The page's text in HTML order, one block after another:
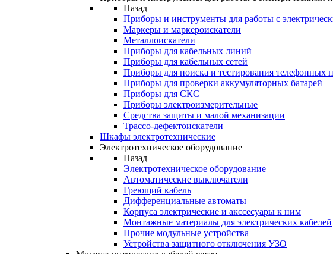
Назад
Приборы и инструменты для работы с
Маркеры и маркероискатели
Металлоискатели
Приборы для кабельных линий
Приборы для кабельных сетей
Приборы для поиска и тестирования телефонных
Приборы для проверки аккумуляторных батарей
Приборы для СКС
Приборы электроизмерительные
Средства защиты и малой механизации
Трассо-дефектоискатели
Шкафы электротехнические
Электротехническое оборудование
Назад
Электротехническое оборудование
Автоматические выключатели
Греющий кабель
Дифференциальные автоматы
Корпуса электрические и акссесуары к ним
Монтажные материалы для электрических кабелей
Прочие модульные устройства
Устройства защитного отключения УЗО